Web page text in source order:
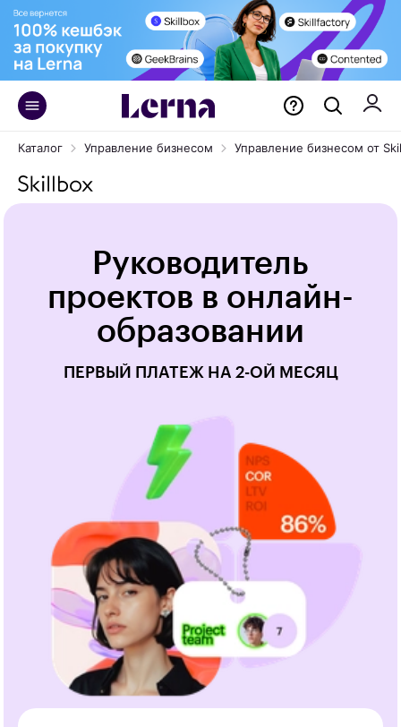
Каталог Управление бизнесом Управление бизнесом от
Руководитель
проектов в онлайн-
образовании
ПЕРВЫЙ ПЛАТЕЖ НА 2-ОЙ МЕСЯЦ